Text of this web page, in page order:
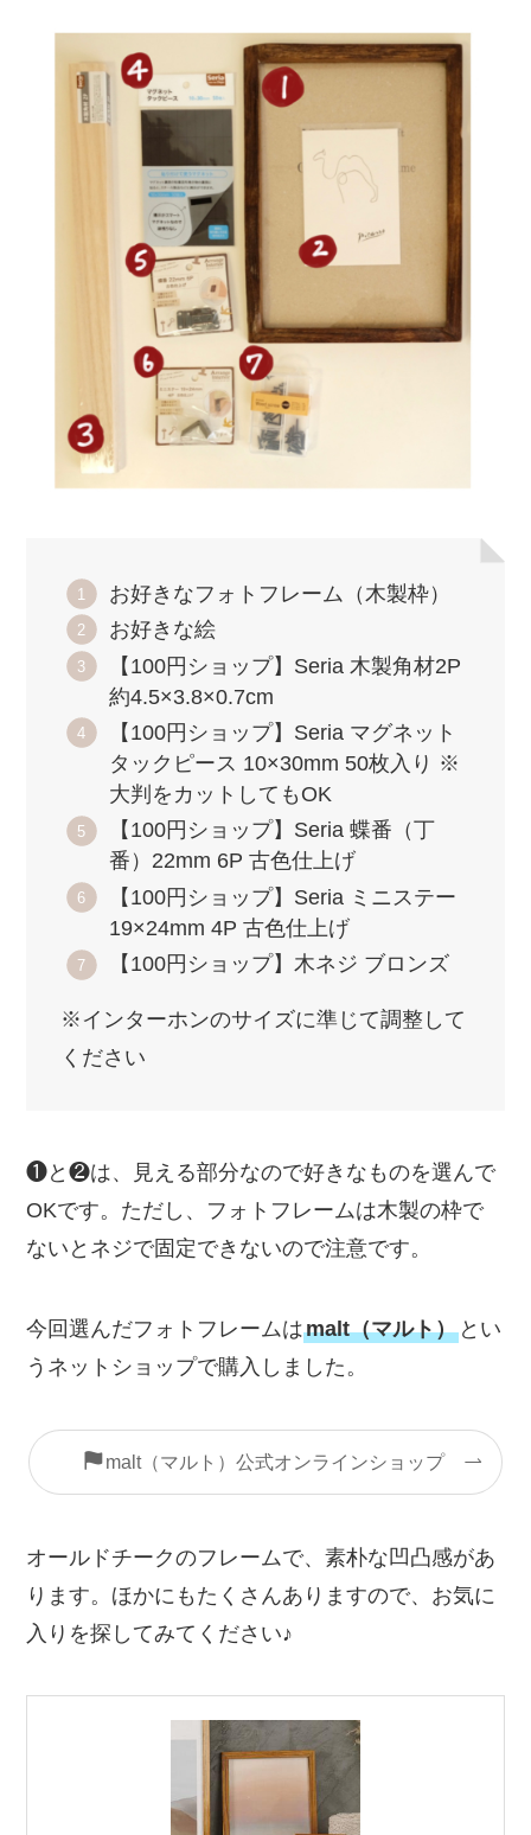
お好きなフォトフレーム（木製枠）
お好きな絵
【100円ショップ】Seria 木製角材2P
約4.5×3.8×0.7cm
【100円ショップ】Seria マグネット
タックピース 10×30mm 50枚入り ※
大判をカットしてもOK
【100円ショップ】Seria 蝶番（丁
番）22mm 6P 古色仕上げ
【100円ショップ】Seria ミニステー
19×24mm 4P 古色仕上げ
【100円ショップ】木ネジ ブロンズ
※インターホンのサイズに準じて調整して
ください
❶と❷は、見える部分なので好きなものを選んで
OKです。ただし、フォトフレームは木製の枠で
ないとネジで固定できないので注意です。
今回選んだフォトフレームはmalt（マルト） とい
うネットショップで購入しました。
malt（マルト）公式オンラインショップ
オールドチークのフレームで、素朴な凹凸感があ
ります。ほかにもたくさんありますので、お気に
入りを探してみてください♪